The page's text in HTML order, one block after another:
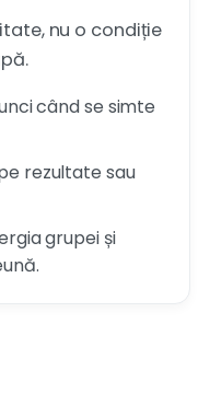
nu o condiție
când se simte
rezultate sau
grupei și